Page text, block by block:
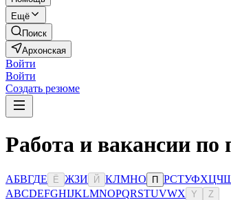
Ещё
Поиск
Архонская
Войти
Войти
Создать резюме
Работа и вакансии по
АБВГДЕ Ё ЖЗИ Й КЛМНО П РСТУФХЦЧ
ABCDEFGHIJKLMNOPQRSTUVWX Y Z